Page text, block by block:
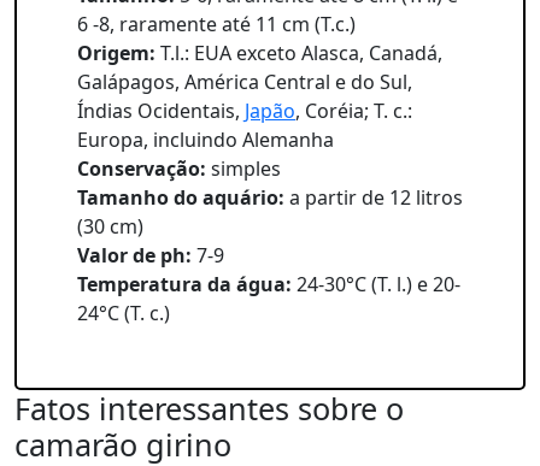
6 -8, raramente até 11 cm (T.c.)
Origem: T.l.: EUA exceto Alasca, Canadá,
Galápagos, América Central e do Sul,
Índias Ocidentais, Japão, Coréia; T. c.:
Europa, incluindo Alemanha
Conservação: simples
Tamanho do aquário: a partir de 12 litros
(30 cm)
Valor de ph: 7-9
Temperatura da água: 24-30°C (T. l.) e 20-
24°C (T. c.)
Fatos interessantes sobre o
camarão girino